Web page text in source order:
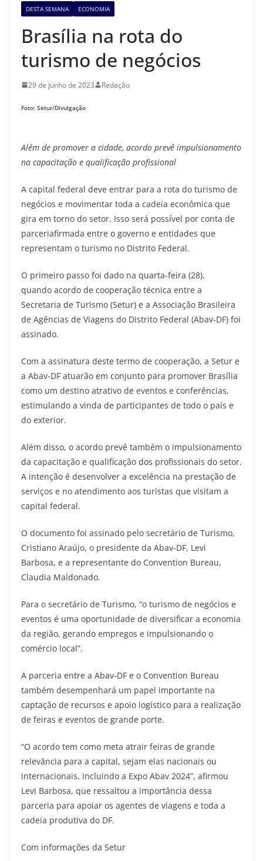
DESTA SEMANA ECONOMIA
Brasília na rota do
turismo de negócios
29 de junho de 2023 Redação
Foto: Setur/Divulgação
Além de promover a cidade, acordo prevê impulsionamento
na capacitação e qualificação profissional
A capital federal deve entrar para a rota do turismo de
negócios e movimentar toda a cadeia econômica que
gira em torno do setor. Isso será possível por conta de
parceriafirmada entre o governo e entidades que
representam o turismo no Distrito Federal.
O primeiro passo foi dado na quarta-feira (28),
quando acordo de cooperação técnica entre a
Secretaria de Turismo (Setur) e a Associação Brasileira
de Agências de Viagens do Distrito Federal (Abav-DF) foi
assinado.
Com a assinatura deste termo de cooperação, a Setur e
a Abav-DF atuarão em conjunto para promover Brasília
como um destino atrativo de eventos e conferências,
estimulando a vinda de participantes de todo o país e
do exterior.
Além disso, o acordo prevê também o impulsionamento
da capacitação e qualificação dos profissionais do setor.
A intenção é desenvolver a excelência na prestação de
serviços e no atendimento aos turistas que visitam a
capital federal.
O documento foi assinado pelo secretário de Turismo,
Cristiano Araújo, o presidente da Abav-DF, Levi
Barbosa, e a representante do Convention Bureau,
Claudia Maldonado.
Para o secretário de Turismo, “o turismo de negócios e
eventos é uma oportunidade de diversificar a economia
da região, gerando empregos e impulsionando o
comércio local”.
A parceria entre a Abav-DF e o Convention Bureau
também desempenhará um papel importante na
captação de recursos e apoio logístico para a realização
de feiras e eventos de grande porte.
“O acordo tem como meta atrair feiras de grande
relevância para a capital, sejam elas nacionais ou
internacionais, incluindo a Expo Abav 2024”, afirmou
Levi Barbosa, que ressaltou a importância dessa
parceria para apoiar os agentes de viagens e toda a
cadeia produtiva do DF.
Com informações da Setur